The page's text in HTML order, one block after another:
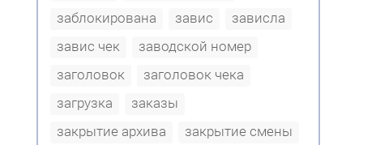
заблокирована
завис
зависла
завис чек
заводской номер
заголовок
заголовок чека
загрузка
заказы
закрытие архива
закрытие смены